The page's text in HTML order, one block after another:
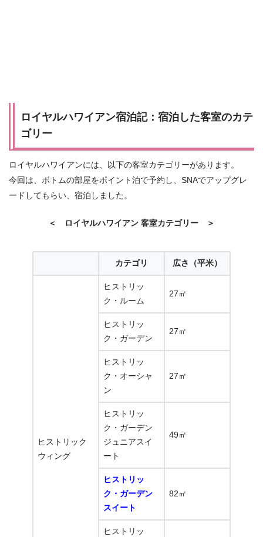
ロイヤルハワイアン宿泊記：宿泊した客室のカテ
ゴリー
ロイヤルハワイアンには、以下の客室カテゴリーがあります。
今回は、ボトムの部屋をポイント泊で予約し、SNAでアップグレ
ードしてもらい、宿泊しました。
＜ ロイヤルハワイアン 客室カテゴリー ＞
カテゴリ 広さ（平米）
ヒストリック
ウィング
ヒストリッ
ク・ルーム
27㎡
ヒストリッ
ク・ガーデン
27㎡
ヒストリッ
ク・オーシャ
ン
27㎡
ヒストリッ
ク・ガーデン
ジュニアスイ
ート
49㎡
ヒストリッ
ク・ガーデン
スイート
82㎡
ヒストリッ